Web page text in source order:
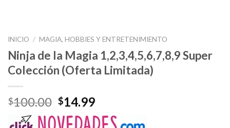
INICIO / MAGIA, HOBBIES Y ENTRETENIMIENTO
Ninja de la Magia 1,2,3,4,5,6,7,8,9 Super
Colección (Oferta Limitada)
$100.00 $14.99